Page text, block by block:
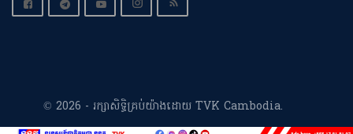
© 2026 - រក្សាសិទ្ធិគ្រប់យ៉ាងដោយ TVK Cambodia.